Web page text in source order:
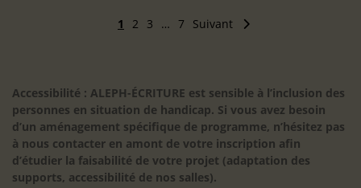
1 2 3 … 7 Suivant
Accessibilité : ALEPH-ÉCRITURE est sensible à l’inclusion des
personnes en situation de handicap. Si vous avez besoin
d’un aménagement spécifique de programme, n’hésitez pas
à nous contacter en amont de votre inscription afin
d’étudier la faisabilité de votre projet (adaptation des
supports, accessibilité de nos salles).